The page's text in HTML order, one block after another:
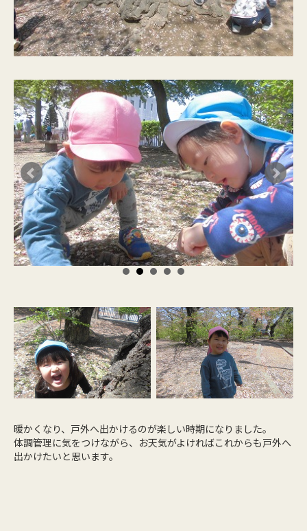
暖かくなり、戸外へ出かけるのが楽しい時期になりました。
体調管理に気をつけながら、お天気がよければこれからも戸外へ
出かけたいと思います。